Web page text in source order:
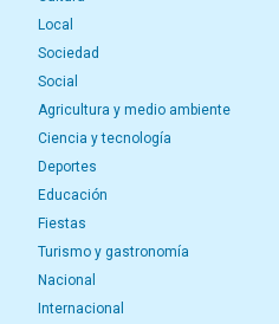
Local
Sociedad
Social
Agricultura y medio ambiente
Ciencia y tecnología
Deportes
Educación
Fiestas
Turismo y gastronomía
Nacional
Internacional